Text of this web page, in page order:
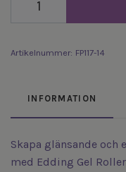
Artikelnummer: FP117-14
INFORMATION
Skapa glänsande och
med Edding Gel